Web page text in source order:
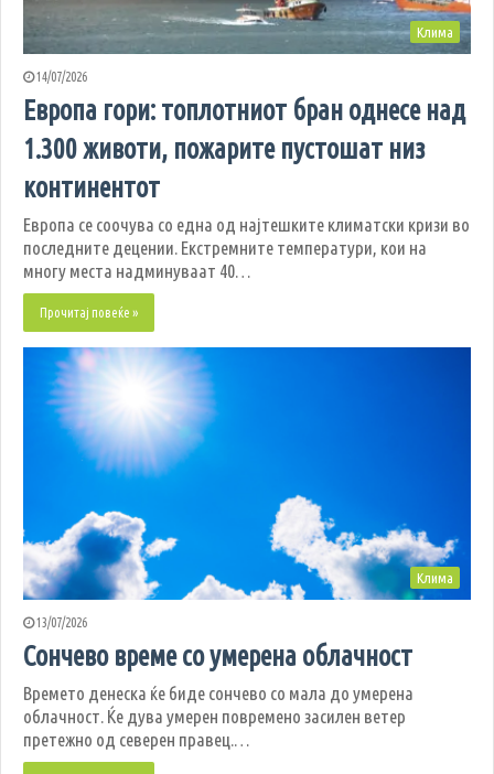
Клима
14/07/2026
Европа гори: топлотниот бран однесе над
1.300 животи, пожарите пустошат низ
континентот
Европа се соочува со една од најтешките климатски кризи во
последните децении. Екстремните температури, кои на
многу места надминуваат 40…
Прочитај повеќе »
Клима
13/07/2026
Сончево време со умерена облачност
Времето денеска ќе биде сончево со мала до умерена
облачност. Ќе дува умерен повремено засилен ветер
претежно од северен правец.…